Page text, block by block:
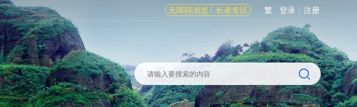
无障碍浏览 长者专区 繁 登录 | 注册